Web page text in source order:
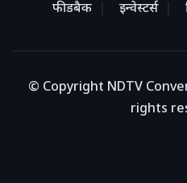
फीडबैक
इन्वेस्टर्स
© Copyright NDTV
rights